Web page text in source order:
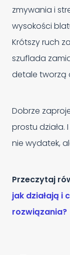
zmywania i
wysokości
Krótszy ruch
szuflada
detale tworzą
Dobrze
prostu działa.
nie wydatek,
Przeczytaj
jak działają i
rozwiązania?